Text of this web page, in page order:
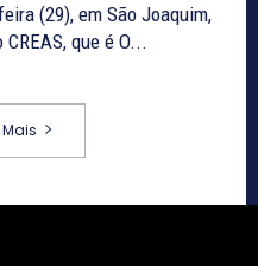
(29), em São Joaquim,
que é O...